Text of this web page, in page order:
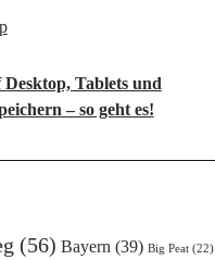
Tablets und
– so geht es!
(56) Bayern(39) Big Peat(22)